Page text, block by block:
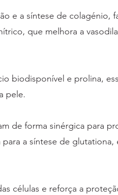
e a síntese de colagénio,
que melhora a
biodisponível e prolina,
pele.
de forma sinérgica para
a síntese de
células e reforça a